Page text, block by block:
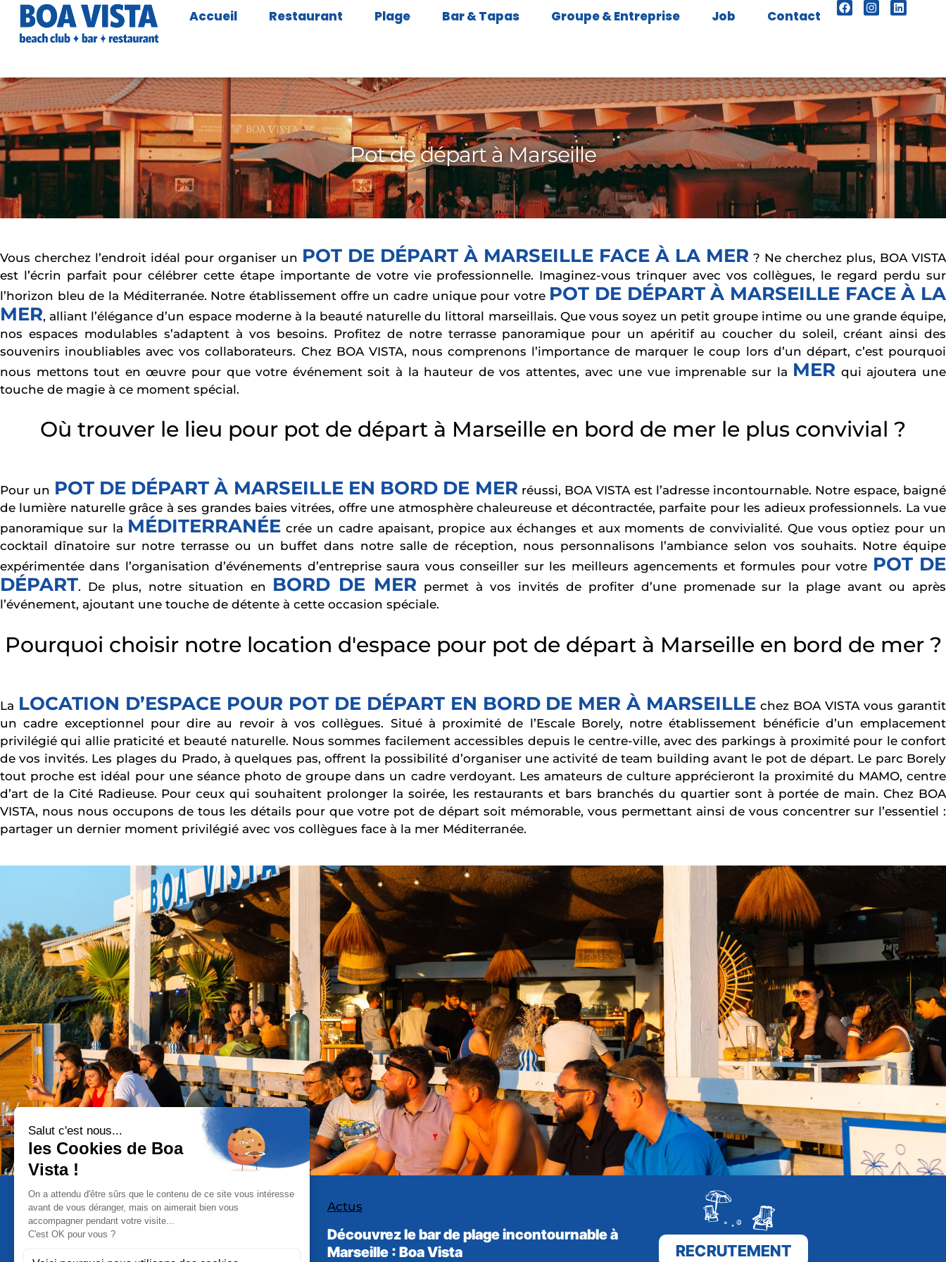
Accueil Restaurant Plage Bar & Tapas Groupe & Entreprise Job Contact
Pot de départ à Marseille
Vous cherchez l’endroit idéal pour organiser un POT DE DÉPART À MARSEILLE FACE À LA MER ? Ne cherchez plus, BOA VISTA
est l’écrin parfait pour célébrer cette étape importante de votre vie professionnelle. Imaginez-vous trinquer avec vos collègues, le regard perdu sur
l’horizon bleu de la Méditerranée. Notre établissement offre un cadre unique pour votre POT DE DÉPART À MARSEILLE FACE À LA
MER, alliant l’élégance d’un espace moderne à la beauté naturelle du littoral marseillais. Que vous soyez un petit groupe intime ou une grande équipe,
nos espaces modulables s’adaptent à vos besoins. Profitez de notre terrasse panoramique pour un apéritif au coucher du soleil, créant ainsi des
souvenirs inoubliables avec vos collaborateurs. Chez BOA VISTA, nous comprenons l’importance de marquer le coup lors d’un départ, c’est pourquoi
nous mettons tout en œuvre pour que votre événement soit à la hauteur de vos attentes, avec une vue imprenable sur la MER qui ajoutera une
touche de magie à ce moment spécial.
Où trouver le lieu pour pot de départ à Marseille en bord de mer le plus convivial ?
Pour un POT DE DÉPART À MARSEILLE EN BORD DE MER réussi, BOA VISTA est l’adresse incontournable. Notre espace, baigné
de lumière naturelle grâce à ses grandes baies vitrées, offre une atmosphère chaleureuse et décontractée, parfaite pour les adieux professionnels. La vue
panoramique sur la MÉDITERRANÉE crée un cadre apaisant, propice aux échanges et aux moments de convivialité. Que vous optiez pour un
cocktail dînatoire sur notre terrasse ou un buffet dans notre salle de réception, nous personnalisons l’ambiance selon vos souhaits. Notre équipe
expérimentée dans l’organisation d’événements d’entreprise saura vous conseiller sur les meilleurs agencements et formules pour votre POT DE
DÉPART. De plus, notre situation en BORD DE MER permet à vos invités de profiter d’une promenade sur la plage avant ou après
l’événement, ajoutant une touche de détente à cette occasion spéciale.
Pourquoi choisir notre location d'espace pour pot de départ à Marseille en bord de mer ?
La LOCATION D’ESPACE POUR POT DE DÉPART EN BORD DE MER À MARSEILLE chez BOA VISTA vous garantit
un cadre exceptionnel pour dire au revoir à vos collègues. Situé à proximité de l’Escale Borely, notre établissement bénéficie d’un emplacement
privilégié qui allie praticité et beauté naturelle. Nous sommes facilement accessibles depuis le centre-ville, avec des parkings à proximité pour le confort
de vos invités. Les plages du Prado, à quelques pas, offrent la possibilité d’organiser une activité de team building avant le pot de départ. Le parc Borely
tout proche est idéal pour une séance photo de groupe dans un cadre verdoyant. Les amateurs de culture apprécieront la proximité du MAMO, centre
d’art de la Cité Radieuse. Pour ceux qui souhaitent prolonger la soirée, les restaurants et bars branchés du quartier sont à portée de main. Chez BOA
VISTA, nous nous occupons de tous les détails pour que votre pot de départ soit mémorable, vous permettant ainsi de vous concentrer sur l’essentiel :
partager un dernier moment privilégié avec vos collègues face à la mer Méditerranée.
Actus
Découvrez le bar de plage incontournable à
Marseille : Boa Vista
RECRUTEMENT